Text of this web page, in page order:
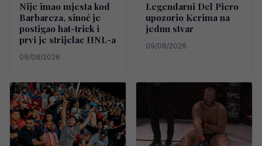
Nije imao mjesta kod
Barbareza, sinoć je
postigao hat-trick i
prvi je strijelac HNL-a
09/08/2026
Legendarni Del Piero
upozorio Kerima na
jednu stvar
09/08/2026